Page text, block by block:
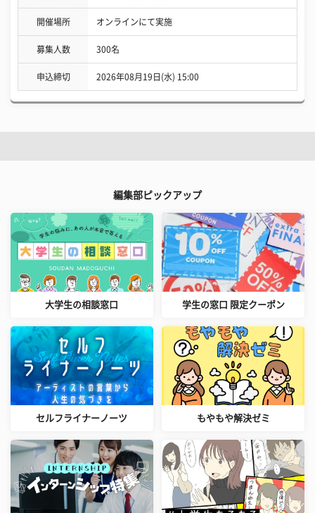
開催場所 オンラインにて実施
募集人数 300名
申込締切 2026年08月19日(水) 15:00
編集部ピックアップ
大学生の相談窓口 学生の窓口 限定クーポン
セルフライナーノーツ もやもや解決ゼミ